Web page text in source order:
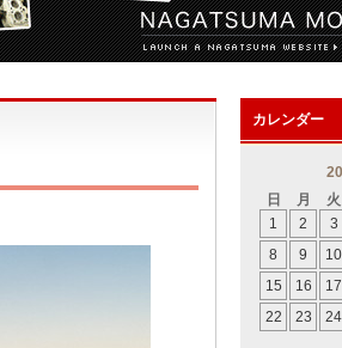
カレンダー
日
月 火
1
2 3
8
9 10
15
16 17
22
23 24